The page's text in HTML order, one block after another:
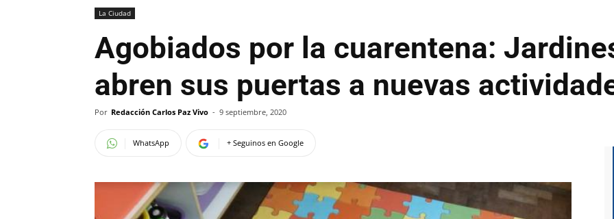
La Ciudad
Agobiados por la cuarentena:
abren sus puertas a nuevas
Por Redacción Carlos Paz Vivo - 9 septiembre, 2020
WhatsApp + Seguinos en Google